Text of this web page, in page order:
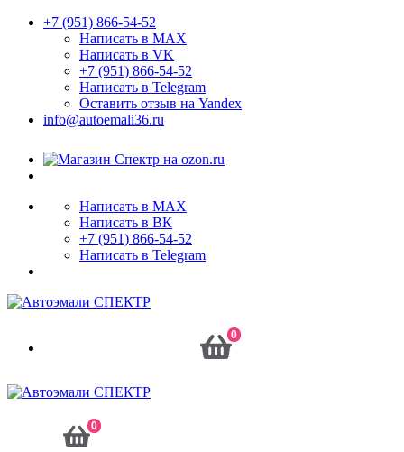
+7 (951) 866-54-52
Написать в MAX
Написать в VK
+7 (951) 866-54-52
Написать в Telegram
Оставить отзыв на Yandex
info@autoemali36.ru
Написать в MAX
Написать в ВК
+7 (951) 866-54-52
Написать в Telegram
0
0